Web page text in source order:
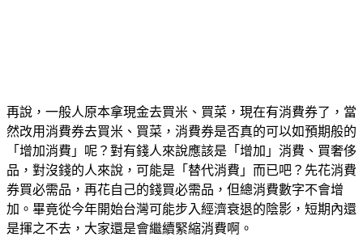
再說，一般人原本拿現金去買米、買菜，現在有消費券了，當
然改用消費券去買米、買菜，消費券是否真的可以如預期般的
「增加消費」呢？對有錢人來說應該是「增加」消費、買奢侈
品，對沒錢的人來說，可能是「替代消費」而已吧？先花消費
券買必需品，再花自己的錢買必需品，但總消費數字不會增
加。畢竟從今年開始台灣可能步入經濟衰退的陰影，短期內還
是揮之不去，大家還是會繼續緊縮消費啊。